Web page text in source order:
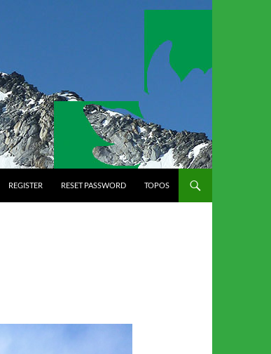
REGISTER RESET PASSWORD TOPOS